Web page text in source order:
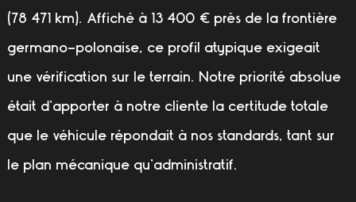
(78 471 km). Affiché à 13 400 € près de la frontière
germano-polonaise, ce profil atypique exigeait
une vérification sur le terrain. Notre priorité absolue
était d’apporter à notre cliente la certitude totale
que le véhicule répondait à nos standards, tant sur
le plan mécanique qu’administratif.